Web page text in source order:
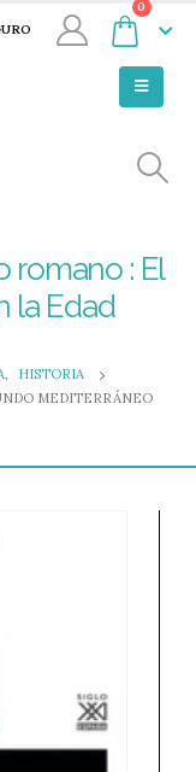
0
romano : El
la Edad
,
HISTORIA
MEDITERRÁNEO